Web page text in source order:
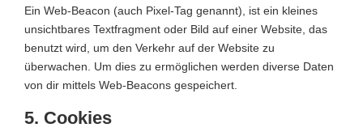
Ein Web-Beacon (auch Pixel-Tag genannt), ist ein kleines
unsichtbares Textfragment oder Bild auf einer Website, das
benutzt wird, um den Verkehr auf der Website zu
überwachen. Um dies zu ermöglichen werden diverse Daten
von dir mittels Web-Beacons gespeichert.
5. Cookies